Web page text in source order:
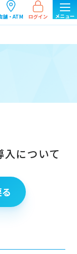
舗・ATM ログイン
入について